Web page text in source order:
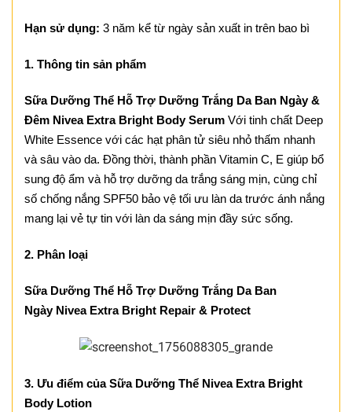
Hạn sử dụng: 3 năm kể từ ngày sản xuất in trên bao bì
1. Thông tin sản phẩm
Sữa Dưỡng Thể Hỗ Trợ Dưỡng Trắng Da Ban Ngày &
Đêm Nivea Extra Bright Body Serum Với tinh chất Deep
White Essence với các hạt phân tử siêu nhỏ thấm nhanh
và sâu vào da. Đồng thời, thành phần Vitamin C, E giúp bổ
sung độ ẩm và hỗ trợ dưỡng da trắng sáng mịn, cùng chỉ
số chống nắng SPF50 bảo vệ tối ưu làn da trước ánh nắng
mang lại vẻ tự tin với làn da sáng mịn đầy sức sống.
2. Phân loại
Sữa Dưỡng Thể Hỗ Trợ Dưỡng Trắng Da Ban
Ngày Nivea Extra Bright Repair & Protect
3. Ưu điểm của Sữa Dưỡng Thể Nivea Extra Bright
Body Lotion